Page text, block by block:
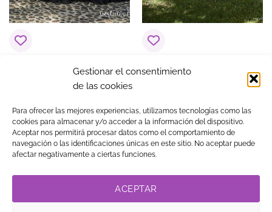
Gestionar el consentimiento
de las cookies
Para ofrecer las mejores experiencias, utilizamos tecnologías como las
cookies para almacenar y/o acceder a la información del dispositivo.
Aceptar nos permitirá procesar datos como el comportamiento de
navegación o las identificaciones únicas en este sitio. No aceptar puede
afectar negativamente a ciertas funciones.
ACEPTAR
Vestido de 15 años
Sabrina Negro
$1,488.01
Vestido de 15 años
1,372.66
Visa MasterCardAmerican
TIENDA BLOG GUÍA DE COMPRA CONTACTO
COOKIES
PRIVACIDAD
TRABAJA CON NOSOTROS
LINK DE AFILIADOS